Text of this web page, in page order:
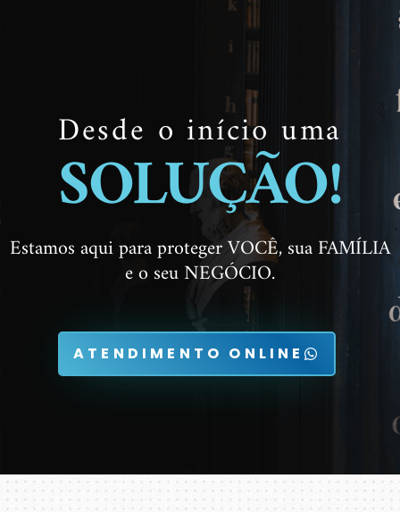
Desde o início uma
SOLUÇÃO!
Estamos aqui para proteger VOCÊ, sua FAMÍLIA
e o seu NEGÓCIO.
ATENDIMENTO ONLINE